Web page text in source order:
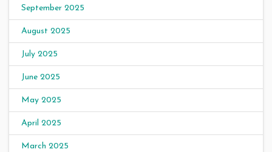
September 2025
August 2025
July 2025
June 2025
May 2025
April 2025
March 2025